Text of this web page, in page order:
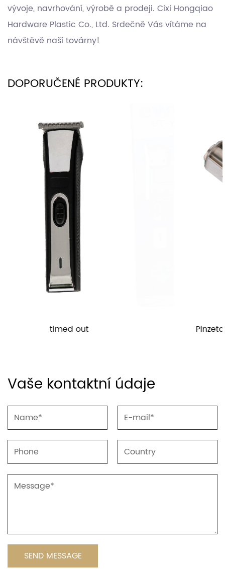
vývoje, navrhování, výrobě a prodeji. Cixi Hongqiao
Hardware Plastic Co., Ltd. Srdečně Vás vítáme na
návštěvě naší továrny!
DOPORUČENÉ PRODUKTY:
Pinzeta na úpravu obočí s LED světlem
Vaše kontaktní údaje